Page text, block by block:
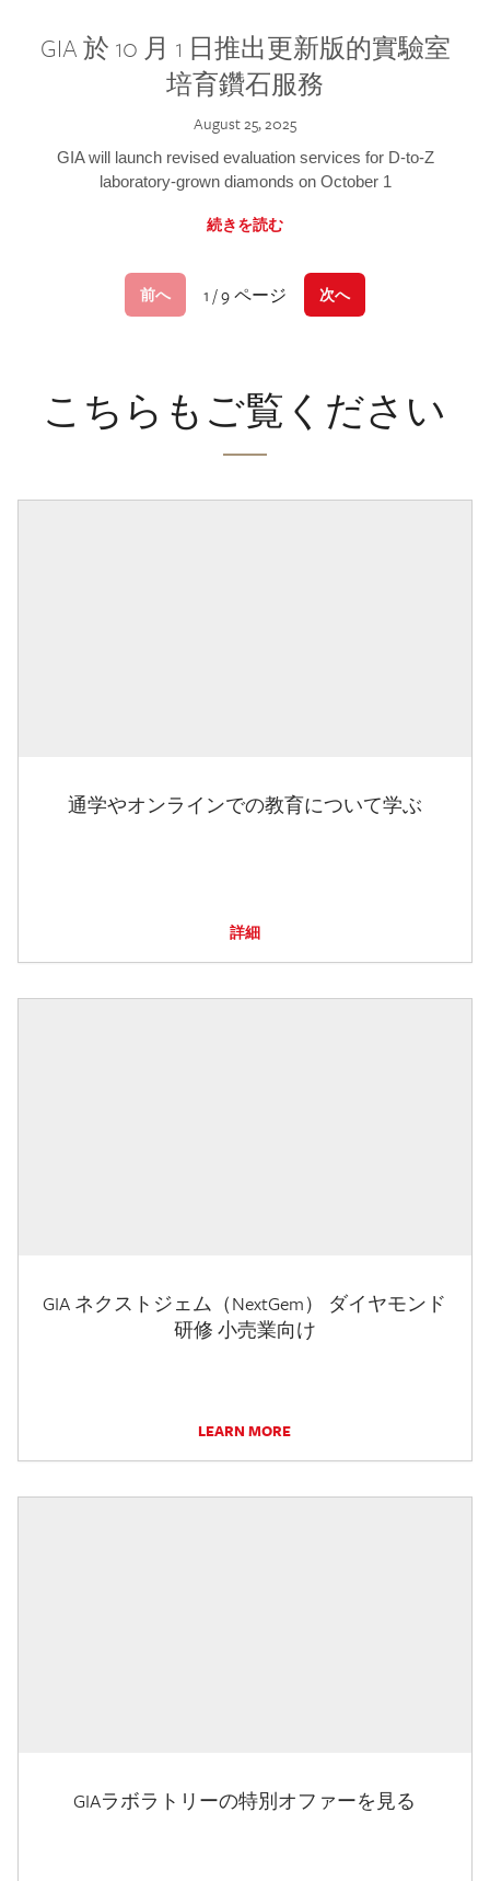
GIA 於 10 月 1 日推出更新版的實驗室
培育鑽石服務
August 25, 2025
GIA will launch revised evaluation services for D-to-Z
laboratory-grown diamonds on October 1
続きを読む
前へ 1 / 9 ページ 次へ
こちらもご覧ください
通学やオンラインでの教育について学ぶ
詳細
GIA ネクストジェム（NextGem） ダイヤモンド
研修 小売業向け
LEARN MORE
GIAラボラトリーの特別オファーを見る